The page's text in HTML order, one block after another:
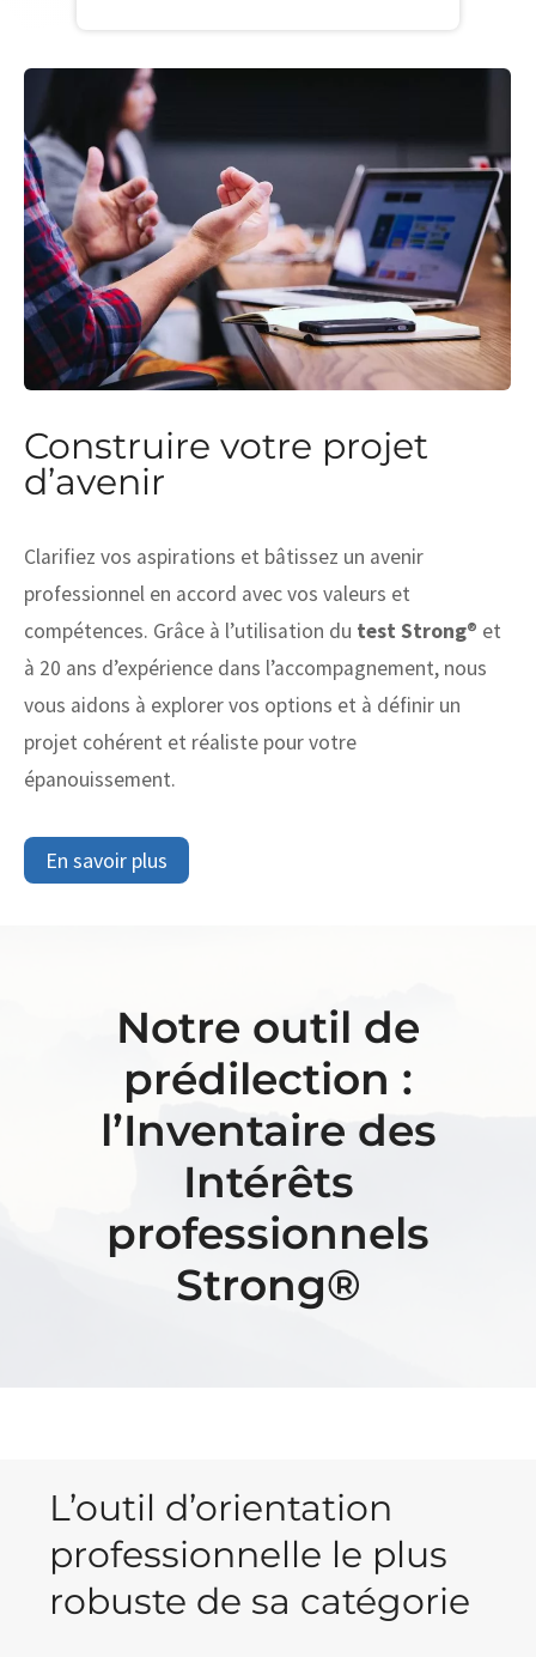
Construire votre projet
d’avenir
Clarifiez vos aspirations et bâtissez un avenir
professionnel en accord avec vos valeurs et
compétences. Grâce à l’utilisation du test Strong® et
à 20 ans d’expérience dans l’accompagnement, nous
vous aidons à explorer vos options et à définir un
projet cohérent et réaliste pour votre
épanouissement.
En savoir plus
Notre outil de
prédilection :
l’Inventaire des
Intérêts
professionnels
Strong®
L’outil d’orientation
professionnelle le plus
robuste de sa catégorie